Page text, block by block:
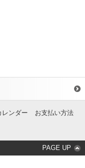
レンダー
お支払い方法
PAGE UP